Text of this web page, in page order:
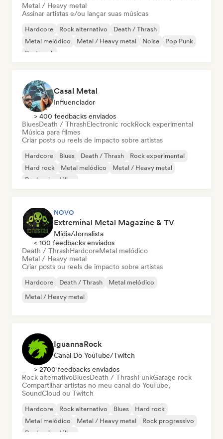
Metal / Heavy metal
Assinar artistas e/ou lançar suas músicas
Hardcore Rock alternativo
Death / Thrash
Metal melódico
Metal / Heavy metal Noise
Pop Punk
Post punk
Casal Metal
Influenciador
> 400 feedbacks enviados
BluesDeath / ThrashElectronic rockRock experimental
Música para filmes
Criar posts ou reels de impacto sobre artistas
Hardcore Blues Death / Thrash
Rock experimental
Hard rock
Metal melódico
Metal / Heavy metal
Rock psicodélico
NOVO
Extreminal Metal Magazine & TV
Mídia/Jornalista
< 100 feedbacks enviados
Death / ThrashHardcoreMetal melódico
Metal / Heavy metal
Criar posts ou reels de impacto sobre artistas
Hardcore Death / Thrash
Metal melódico
Metal / Heavy metal
IguannaRock
Canal Do YouTube/Twitch
> 2700 feedbacks enviados
Rock alternativoBluesDeath / ThrashFunkGarage rock
Compartilhar artistas no meu canal do YouTube,
SoundCloud ou Twitch
Hardcore Rock alternativo Blues
Hard rock
Metal melódico
Metal / Heavy metal
Rock progressivo
Rock psicodélico